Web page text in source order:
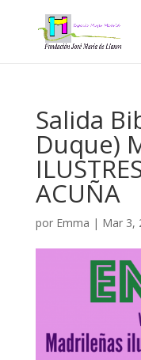
Salida
Duque)
ACUÑA
por Emma | Mar 3,